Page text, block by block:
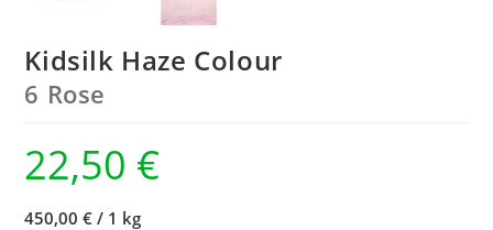
Kidsilk Haze Colour
6 Rose
22,50 €
450,00 € / 1 kg